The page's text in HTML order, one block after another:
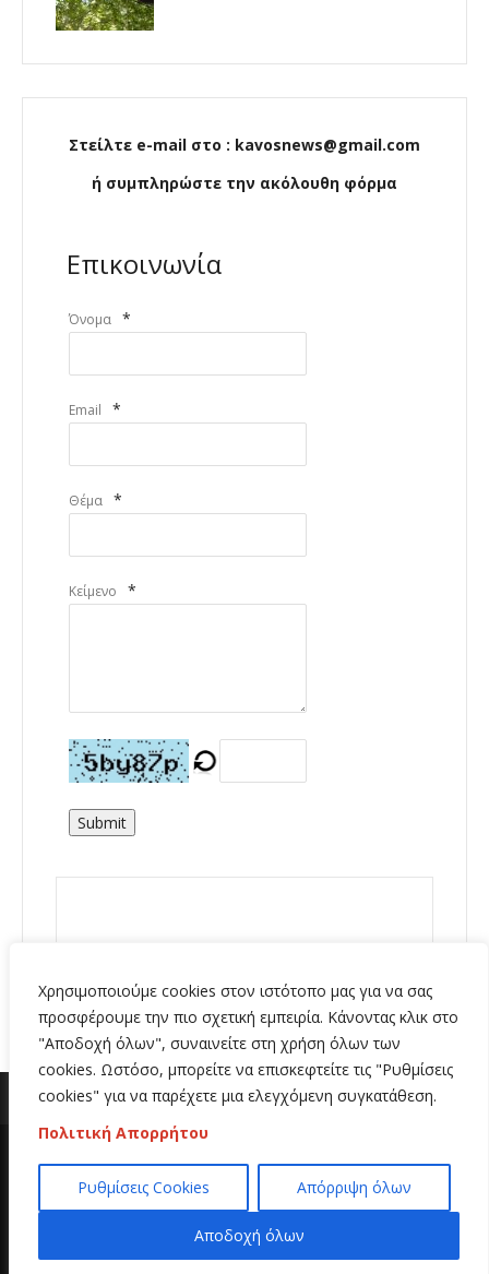
Χρησιμοποιούμε cookies στον ιστότοπο μας για να σας
προσφέρουμε την πιο σχετική εμπειρία. Κάνοντας κλικ στο
"Αποδοχή όλων", συναινείτε στη χρήση όλων των
cookies. Ωστόσο, μπορείτε να επισκεφτείτε τις "Ρυθμίσεις
cookies" για να παρέχετε μια ελεγχόμενη συγκατάθεση.
Πολιτική Απορρήτου
Ρυθμίσεις Cookies Απόρριψη όλων
Αποδοχή όλων
Στείλτε e-mail στο : kavosnews@gmail.com
ή συμπληρώστε την ακόλουθη φόρμα
Επικοινωνία
Όνομα *
Email *
Θέμα *
Κείμενο *
Submit
Copyright 2020 | All Rights Reserved | Κατασκευή
ιστοσελίδων
Hi Web